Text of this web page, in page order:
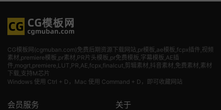
CG模板网(cgmuban.com)免费后期资源下载网站,pr模板,ae模板,fcpx插件,视频
素材 ,premiere模板,pr素材,PR片头模板,pr免费模板,字幕模板,AE插
件,mogrt,premiere,LUT,PR,AE,fcpx,finalcut,剪辑素材,抖音素材,免费素材,素材
下载,支持M芯片
Windows 使用 Ctrl + D，Mac 使用 Command + D，即可收藏网站
会员服务 关于